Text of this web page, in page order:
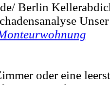
Berlin
Unser
oder eine